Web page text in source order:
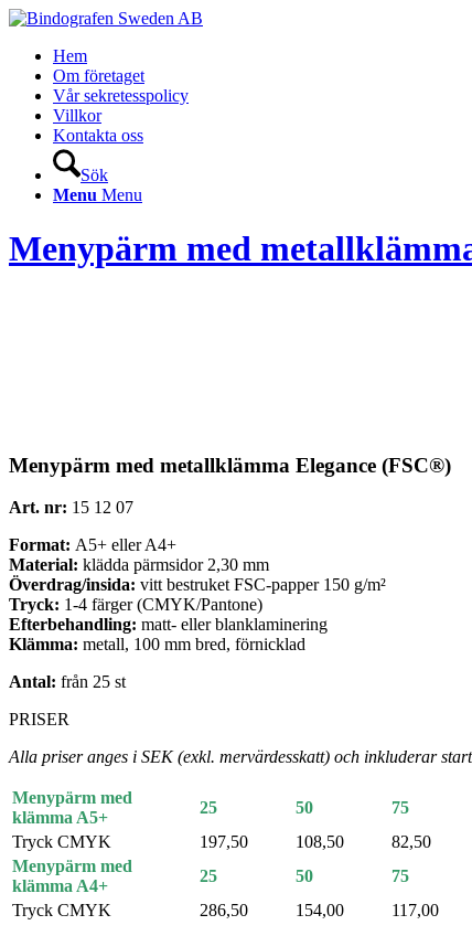
Hem
Om företaget
Vår sekretesspolicy
Villkor
Kontakta oss
Sök
Menu Menu
Menypärm med
Menypärm med metallklämma Elegance (FSC®)
Art. nr: 15 12 07
Format: A5+ eller A4+
Material: klädda pärmsidor 2,30 mm
Överdrag/insida: vitt bestruket FSC-papper 150 g/m²
Tryck: 1-4 färger (CMYK/Pantone)
Efterbehandling: matt- eller blanklaminering
Klämma: metall, 100 mm bred, förnicklad
Antal: från 25 st
PRISER
Alla priser anges i SEK (exkl. mervärdesskatt) och inkluderar
Menypärm med
klämma A5+
25 50 75
Tryck CMYK
197,50 108,50 82,50
Menypärm med
klämma A4+
25 50 75
Tryck CMYK
286,50 154,00 117,00